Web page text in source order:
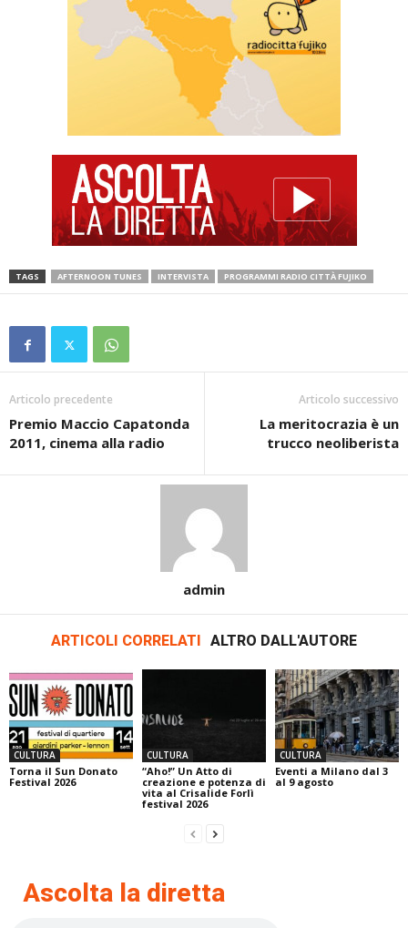
TAGS AFTERNOON TUNES INTERVISTA PROGRAMMI RADIO CITTÀ FUJIKO
Articolo precedente
Premio Maccio Capatonda
2011, cinema alla radio
Articolo successivo
La meritocrazia è un
trucco neoliberista
admin
ARTICOLI CORRELATI ALTRO DALL'AUTORE
CULTURA
Torna il Sun Donato
Festival 2026
CULTURA
“Aho!” Un Atto di
creazione e potenza di
vita al Crisalide Forlì
festival 2026
CULTURA
Eventi a Milano dal 3
al 9 agosto
Ascolta la diretta